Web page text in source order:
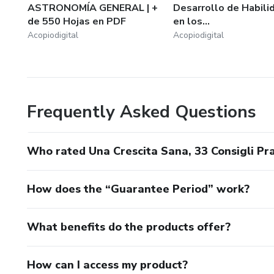
... ¡y mucho más!
Soporte 24/7: Estamos contigo por email, Telegram y
Compra 100% segura y rápida: Trabajamos con Hotmart
Confía en nosotros para una experiencia educativa
lectores y descubre por qué somos la elección favorita.
ASTRONOMÍA GENERAL | +
de 550 Hojas en PDF
Acopiodigital
Desarrollo de
en los...
Acopiodigital
Frequently Asked Questions
Who rated Una Crescita Sana, 33 Consigli
How does the “Guarantee Period” work?
What benefits do the products offer?
How can I access my product?